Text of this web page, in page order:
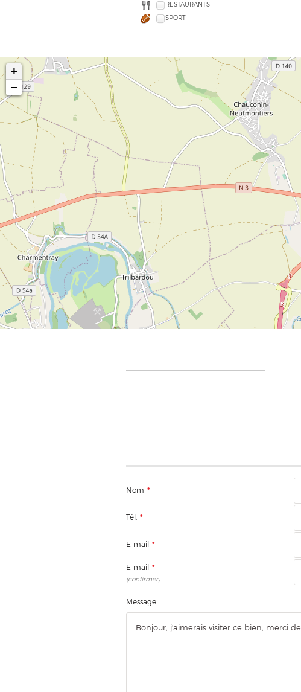
RESTAURANTS
SPORT
+
−
Nom *
Tél. *
E-mail *
E-mail *
(confirmer)
Message